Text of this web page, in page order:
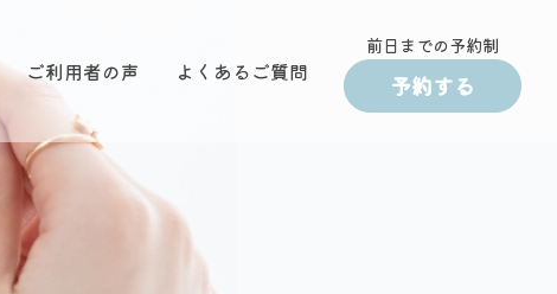
ご利用者の声 よくあるご質問
前日までの予約制
予約する